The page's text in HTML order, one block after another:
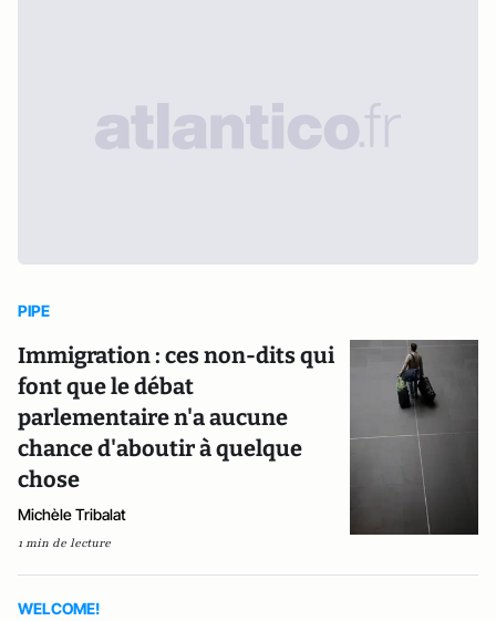
PIPE
Immigration : ces non-dits qui
font que le débat
parlementaire n'a aucune
chance d'aboutir à quelque
chose
Michèle Tribalat
1 min de lecture
WELCOME!